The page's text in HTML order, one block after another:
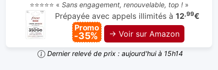
⭐⭐⭐⭐⭐ « Sans engagement, renouvelable, top !»
Prépayée avec appels illimités à 12,99€
Promo
-35% → Voir sur Amazon
Dernier relevé de prix : aujourd'hui à 15h14